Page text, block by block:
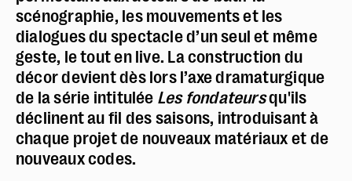
scénographie, les mouvements et les
dialogues du spectacle d’un seul et même
geste, le tout en live. La construction du
décor devient dès lors l’axe dramaturgique
de la série intitulée Les fondateursqu'ils
déclinent au fil des saisons, introduisant à
chaque projet de nouveaux matériaux et de
nouveaux codes.